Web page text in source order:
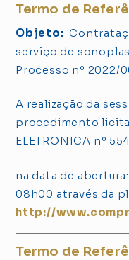
Termo de
Objeto:
serviço de
Processo nº 2022/
A realização da
procedimento
ELETRONICA nº
na data de
08h00 através da
http://
Termo de